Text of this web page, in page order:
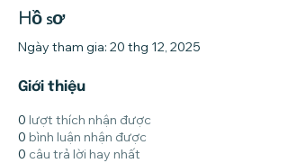
Hồ sơ
Ngày tham gia: 20 thg 12, 2025
Giới thiệu
0 lượt thích nhận được
0 bình luận nhận được
0 câu trả lời hay nhất